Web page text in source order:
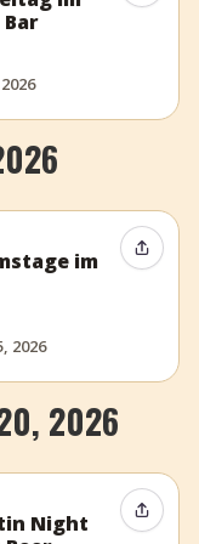
im
2026
Event
2026
Night
Event